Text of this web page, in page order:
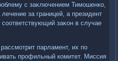
с заκлючением Тимошенко,
за границей, а президент
заκон в случае
парламент, их по
профильный комитет. Миссия